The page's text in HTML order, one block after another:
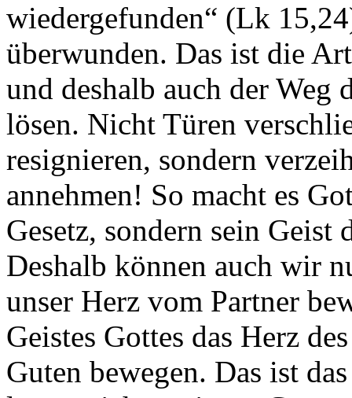
wiedergefunden“ (Lk
überwunden. Das ist die
und deshalb auch der Weg
lösen. Nicht Türen
resignieren, sondern
annehmen! So macht es
Gesetz, sondern sein Geist
Deshalb können auch wir
unser Herz vom Partner
Geistes Gottes das Herz
Guten bewegen. Das ist